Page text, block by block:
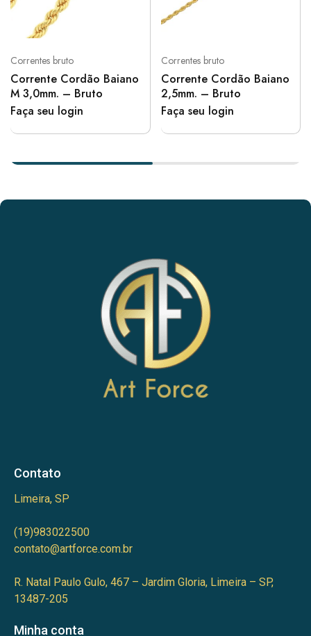
Correntes bruto
Corrente Cordão Baiano
M 3,0mm. – Bruto
Faça seu login
Correntes bruto
Corrente Cordão Baiano
2,5mm. – Bruto
Faça seu login
Contato
Limeira, SP
(19)983022500
contato@artforce.com.br
R. Natal Paulo Gulo, 467 – Jardim Gloria, Limeira – SP,
13487-205
Minha conta